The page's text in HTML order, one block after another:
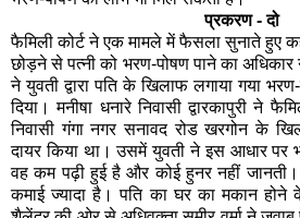
शैलेंद्र की ओर से अधिवक्ता समीर वर्मा ने
के खिलाफ दहेज प्रताड़ना, घरेलू हिंसा, भरण-
केस लगा रखा है। इन प्रकरणों के कारण उसे
आना पड़ रहा है। इस कारण उसकी आय
पिता की देखभाल का भी जिम्मा है। अधिवक्ता
युवती ने महिला थाना इंदौर में भी दहेज
उसने कहा कि पति उसे खरगोन स्थित ससुराल
इंदौर में पति के साथ रहना चाहती है।
प्रकरण - तीन